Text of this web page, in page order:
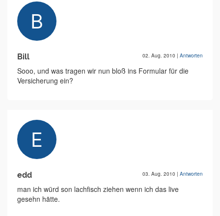
Bill 02. Aug. 2010 | Antworten
Sooo, und was tragen wir nun bloß ins Formular für die
Versicherung ein?
edd 03. Aug. 2010 | Antworten
man ich würd son lachfisch ziehen wenn ich das live
gesehn hätte.